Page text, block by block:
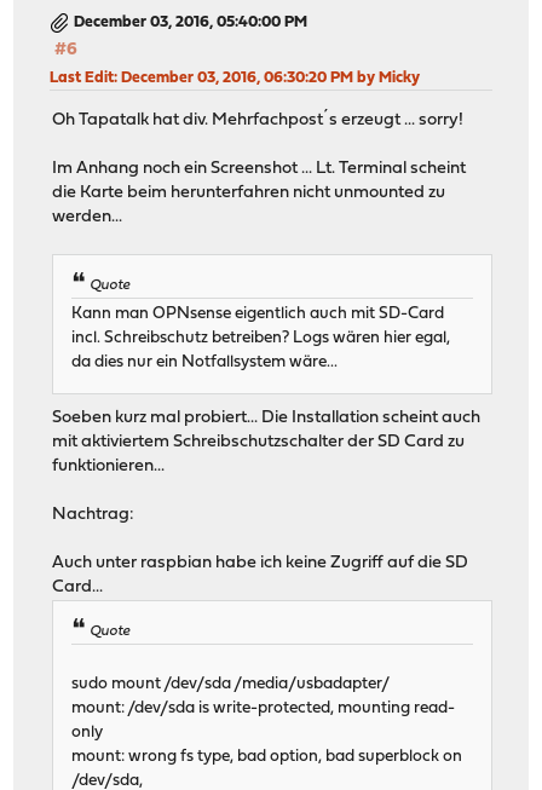
December 03, 2016, 05:40:00 PM
#6
Last Edit: December 03, 2016, 06:30:20 PM by Micky
Oh Tapatalk hat div. Mehrfachpost´s erzeugt ... sorry!
Im Anhang noch ein Screenshot ... Lt. Terminal scheint
die Karte beim herunterfahren nicht unmounted zu
werden...
Quote
Kann man OPNsense eigentlich auch mit SD-Card
incl. Schreibschutz betreiben? Logs wären hier egal,
da dies nur ein Notfallsystem wäre...
Soeben kurz mal probiert... Die Installation scheint auch
mit aktiviertem Schreibschutzschalter der SD Card zu
funktionieren...
Nachtrag:
Auch unter raspbian habe ich keine Zugriff auf die SD
Card...
Quote
sudo mount /dev/sda /media/usbadapter/
mount: /dev/sda is write-protected, mounting read-
only
mount: wrong fs type, bad option, bad superblock on
/dev/sda,